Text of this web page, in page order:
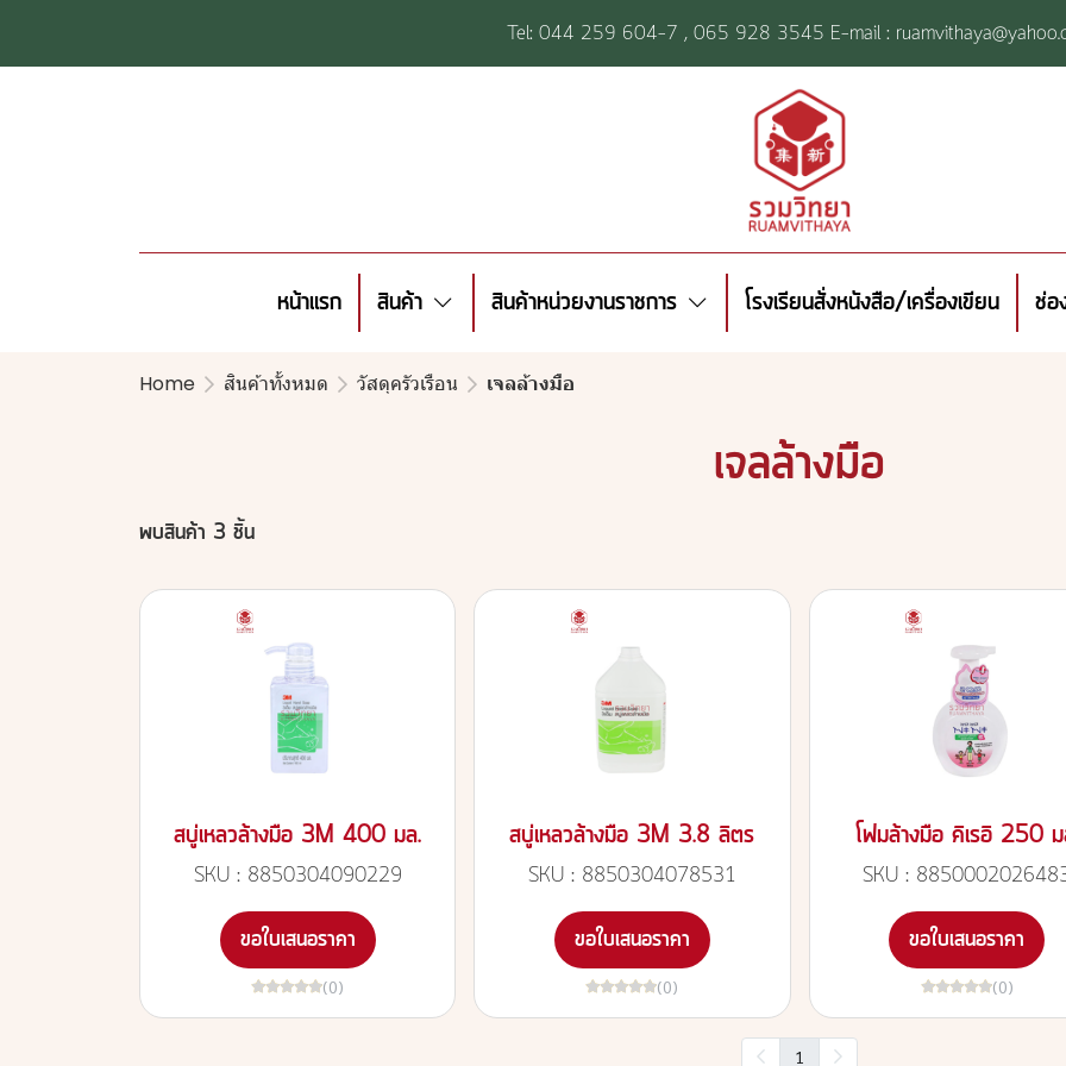
Tel: 044 259 604-7 ,065 928 3545 E-mail :
หน้าแรก สินค้า สินค้าหน่วยงานราชการ โรงเรียนสั่งหนังสือ/เครื่องเขียน ช่อ
Home สินค้าทั้งหมด วัสดุครัวเรือน เจลล้างมือ
เจลล้างมือ
พบสินค้า 3 ชิ้น
สบู่เหลวล้างมือ 3M 400 มล.
SKU : 8850304090229
ขอใบเสนอราคา
(0)
สบู่เหลวล้างมือ 3M 3.8 ลิตร
SKU : 8850304078531
ขอใบเสนอราคา
(0)
โฟมล้างมือ คิเรอิ 250
SKU :
ขอใบเสนอราคา
(0)
1